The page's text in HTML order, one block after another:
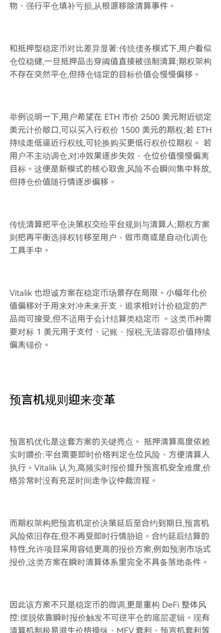
物、强行平仓填补亏损,从根源移除清算事件。
和抵押型稳定币对比差异显著:传统债务模式下,用户看似
仓位稳健,一旦抵押品击穿阈值直接被强制清算;期权架构
不存在突然平仓,但持仓锚定的目标价值会慢慢偏移。
举例说明一下,用户希望在 ETH 市价 2500 美元附近锁定
美元计价敞口,可以买入行权价 1500 美元的期权;若 ETH
持续走低逼近行权线,可轮换购买更低行权价位期权。 若
用户不主动调仓,对冲效果逐步失效、仓位价值慢慢偏离
目标。这便是新模式的核心取舍,风险不会瞬间集中释放,
但持仓价值随行情逐步偏移。
传统清算把平仓决策权交给平台规则与清算人;期权方案
则把再平衡选择权转移至用户、做市商或是自动化调仓
工具手中。
Vitalik 也坦诚方案在稳定币场景存在局限。小幅年化价
值偏移对于用来对冲未来开支、追求相对计价稳定的产
品尚可接受,但不适用于会计结算类稳定币 。这类币种需
要对标 1 美元用于支付、记账、报税,无法容忍价值持续
偏离锚价。
预言机规则迎来变革
预言机优化是这套方案的关键亮点。 抵押清算高度依赖
实时喂价:平台需要即时价格判定仓位风险、方便清算人
执行。Vitalik 认为,高频实时报价提升预言机安全难度,价
格异常时没有充足时间走争议仲裁流程。
而期权架构把预言机定价决策延后至合约到期日,预言机
风险依旧存在,但不再受即时行情胁迫。合约延后结算的
特性,允许项目采用容错更高的报价方案,例如预测市场式
报价,这类方案在瞬时清算体系里完全不具备落地条件。
因此该方案不只是稳定币的微调,更是重构 DeFi 整体风
控:摆脱依靠瞬时报价触发不可逆平仓的底层逻辑。现有
清算机制极易滋生价格操纵、MEV 套利、预言机套利等